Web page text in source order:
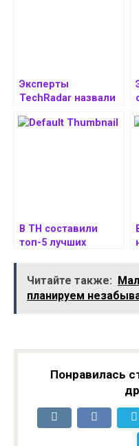
Эксперты
TechRadar назвали
видеокарты на
В TH составили
топ-5 лучших
лето 2025
Читайте также:
планируем
Понравилась